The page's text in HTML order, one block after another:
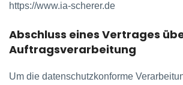
https://www.ia-scherer.de
Abschluss eines Vertrages
Auftragsverarbeitung
Um die datenschutzkonforme